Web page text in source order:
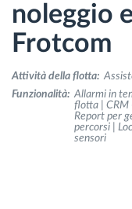
Monitoraggio
Gestione delle
Download
noleggio
Frotcom
Attività della flotta:
Funzionalità: Allarmi in
flotta | CRM
Report per
percorsi |
sensori